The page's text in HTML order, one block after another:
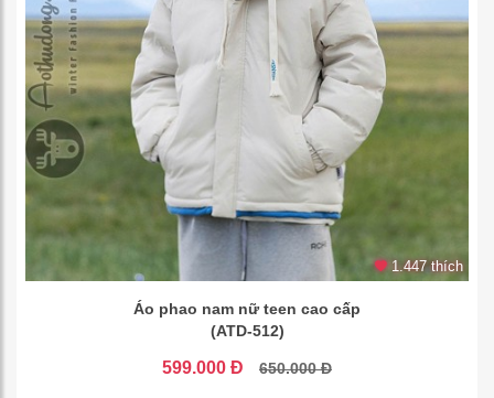
1.447 thích
Áo phao nam nữ teen cao cấp
(ATD-512)
599.000 Đ 650.000 Đ